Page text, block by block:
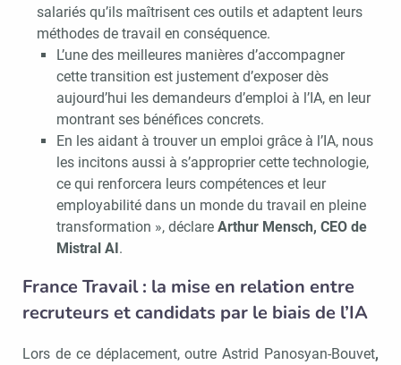
salariés qu’ils maîtrisent ces outils et adaptent leurs
méthodes de travail en conséquence.
L’une des meilleures manières d’accompagner
cette transition est justement d’exposer dès
aujourd’hui les demandeurs d’emploi à l’IA, en leur
montrant ses bénéfices concrets.
En les aidant à trouver un emploi grâce à l’IA, nous
les incitons aussi à s’approprier cette technologie,
ce qui renforcera leurs compétences et leur
employabilité dans un monde du travail en pleine
transformation », déclareArthur Mensch, CEO de
Mistral AI.
France Travail : la mise en relation entre
recruteurs et candidats par le biais de l’IA
Lors de ce déplacement, outre Astrid Panosyan-Bouvet,